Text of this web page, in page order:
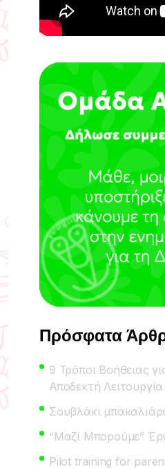
Πρόσφατα
9 Τρόποι Βοήθειας
Αποδεκτή
Σουβλάκι
“Μαζί Μπορούμε”
Pilot training for